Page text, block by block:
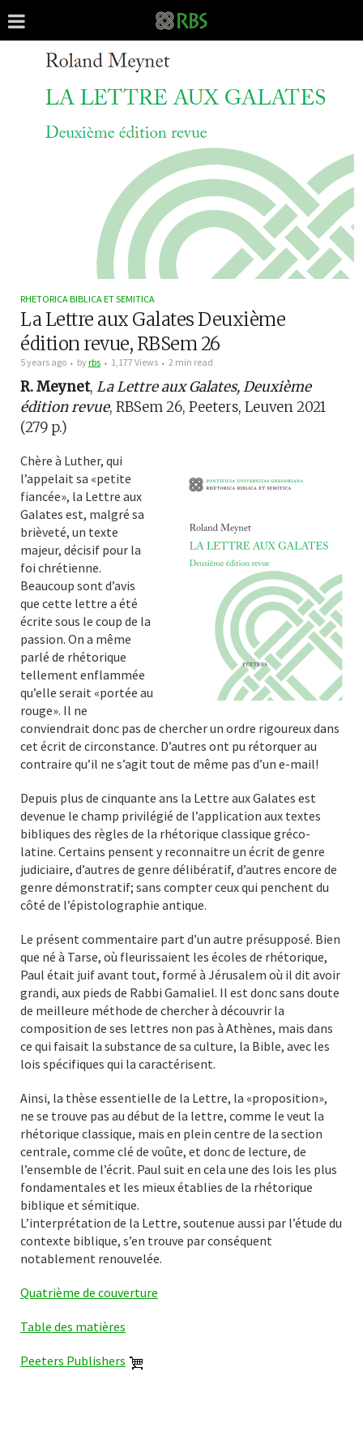
RHETORICA BIBLICA ET SEMITICA
La Lettre aux Galates Deuxième
édition revue, RBSem 26
5 years ago byrbs 1,177 Views 2 min read
R. Meynet, La Lettre aux Galates, Deuxième
édition revue, RBSem 26, Peeters, Leuven 2021
(279 p.)
Chère à Luther, qui
l’appelait sa «petite
fiancée», la Lettre aux
Galates est, malgré sa
brièveté, un texte
majeur, décisif pour la
foi chrétienne.
Beaucoup sont d’avis
que cette lettre a été
écrite sous le coup de la
passion. On a même
parlé de rhétorique
tellement enflammée
qu’elle serait «portée au
rouge». Il ne
conviendrait donc pas de chercher un ordre rigoureux dans
cet écrit de circonstance. D’autres ont pu rétorquer au
contraire qu’il ne s’agit tout de même pas d’un e-mail!
Depuis plus de cinquante ans la Lettre aux Galates est
devenue le champ privilégié de l’application aux textes
bibliques des règles de la rhétorique classique gréco-
latine. Certains pensent y reconnaitre un écrit de genre
judiciaire, d’autres de genre délibératif, d’autres encore de
genre démonstratif; sans compter ceux qui penchent du
côté de l’épistolographie antique.
Le présent commentaire part d’un autre présupposé. Bien
que né à Tarse, où fleurissaient les écoles de rhétorique,
Paul était juif avant tout, formé à Jérusalem où il dit avoir
grandi, aux pieds de Rabbi Gamaliel. Il est donc sans doute
de meilleure méthode de chercher à découvrir la
composition de ses lettres non pas à Athènes, mais dans
ce qui faisait la substance de sa culture, la Bible, avec les
lois spécifiques qui la caractérisent.
Ainsi, la thèse essentielle de la Lettre, la «proposition»,
ne se trouve pas au début de la lettre, comme le veut la
rhétorique classique, mais en plein centre de la section
centrale, comme clé de voûte, et donc de lecture, de
l’ensemble de l’écrit. Paul suit en cela une des lois les plus
fondamentales et les mieux établies de la rhétorique
biblique et sémitique.
L’interprétation de la Lettre, soutenue aussi par l’étude du
contexte biblique, s’en trouve par conséquent
notablement renouvelée.
Quatrième de couverture
Table des matières
Peeters Publishers